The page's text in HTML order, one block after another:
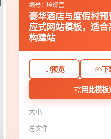
编号：璀璨宫
豪华酒店与度假村
应式网站模板，适
构建站
预览 下
用此模板
大小
总文件